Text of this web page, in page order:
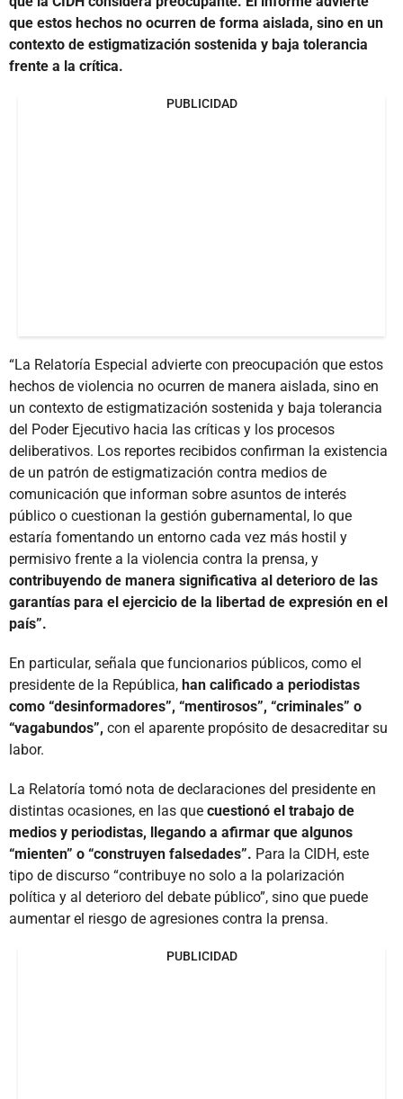
que estos hechos no ocurren de forma aislada, sino en un
contexto de estigmatización sostenida y baja tolerancia
frente a la crítica.
PUBLICIDAD
“La Relatoría Especial advierte con preocupación que estos
hechos de violencia no ocurren de manera aislada, sino en
un contexto de estigmatización sostenida y baja tolerancia
del Poder Ejecutivo hacia las críticas y los procesos
deliberativos. Los reportes recibidos confirman la existencia
de un patrón de estigmatización contra medios de
comunicación que informan sobre asuntos de interés
público o cuestionan la gestión gubernamental, lo que
estaría fomentando un entorno cada vez más hostil y
permisivo frente a la violencia contra la prensa, y
contribuyendo de manera significativa al deterioro de las
garantías para el ejercicio de la libertad de expresión en el
país”.
En particular, señala que funcionarios públicos, como el
presidente de la República, han calificado a periodistas
como “desinformadores”, “mentirosos”, “criminales” o
“vagabundos”, con el aparente propósito de desacreditar su
labor.
La Relatoría tomó nota de declaraciones del presidente en
distintas ocasiones, en las que cuestionó el trabajo de
medios y periodistas, llegando a afirmar que algunos
“mienten” o “construyen falsedades”. Para la CIDH, este
tipo de discurso “contribuye no solo a la polarización
política y al deterioro del debate público”, sino que puede
aumentar el riesgo de agresiones contra la prensa.
PUBLICIDAD